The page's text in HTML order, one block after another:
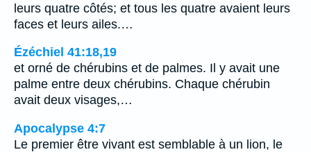
leurs quatre côtés; et tous les quatre avaient leurs
faces et leurs ailes.…
Ézéchiel 41:18,19
et orné de chérubins et de palmes. Il y avait une
palme entre deux chérubins. Chaque chérubin
avait deux visages,…
Apocalypse 4:7
Le premier être vivant est semblable à un lion, le